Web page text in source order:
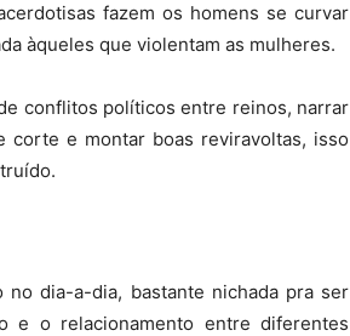
fazem os homens se curvar
àqueles que violentam as mulheres.
conflitos políticos entre reinos, narrar
corte e montar boas reviravoltas, isso
no dia-a-dia, bastante nichada pra ser
e o relacionamento entre diferentes